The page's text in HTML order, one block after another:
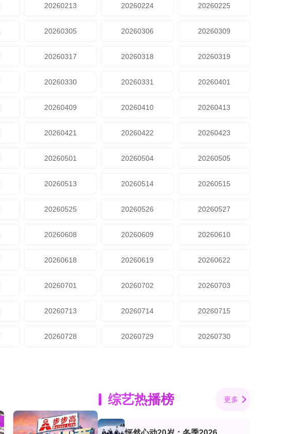
20260213 20260224 20260225
20260305 20260306 20260309
20260317 20260318 20260319
20260330 20260331 20260401
20260409 20260410 20260413
20260421 20260422 20260423
20260501 20260504 20260505
20260513 20260514 20260515
20260525 20260526 20260527
20260608 20260609 20260610
20260618 20260619 20260622
20260701 20260702 20260703
20260713 20260714 20260715
20260728 20260729 20260730
综艺热播榜 更多